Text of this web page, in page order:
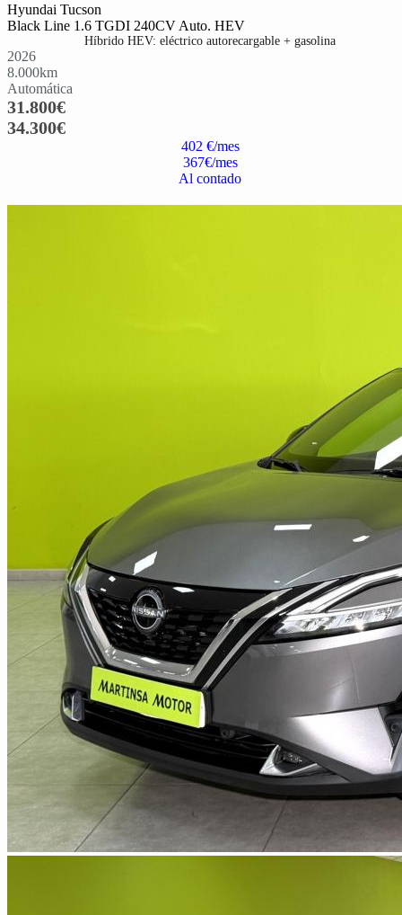
Hyundai Tucson
Black Line 1.6 TGDI 240CV Auto. HEV
Híbrido HEV: eléctrico autorecargable + gasolina
2026
8.000km
Automática
31.800€
34.300€
402 €/mes
367€/mes
Al contado